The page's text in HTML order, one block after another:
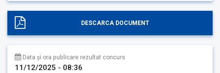
DESCARCA DOCUMENT
Data și ora publicare rezultat concurs
11/12/2025 - 08:36